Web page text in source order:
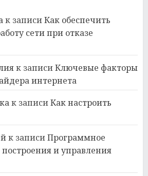
к записиКак обеспечить
сети при отказе
к записиКлючевые факторы
интернета
к записиКак настроить
к записиПрограммное
и управления